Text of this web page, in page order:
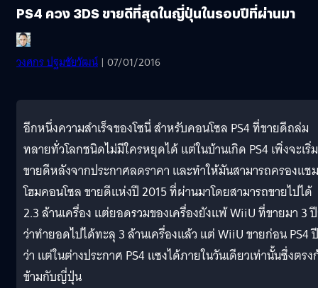
PS4 ควง 3DS ขายดีที่สุดในญี่ปุ่นในรอบปีที่ผ่านมา
วงศกร ปฐมชัยวัฒน์ | 07/01/2016
อีกหนึ่งความสำเร็จของโซนี่ สำหรับคอนโซล PS4 ที่ขายดีถล่ม
ทลายทั่วโลกชนิดไม่มีใครหยุดได้ แต่ในบ้านเกิด PS4 เพิ่งจะเริ่ม
ขายดีหลังจากประกาศลดราคา และทำให้มันสามารถครองแช
โฮมคอนโซล ขายดีแห่งปี 2015 ที่ผ่านมาโดยสามารถขายไปได้
2.3 ล้านเครื่อง แต่ยอดรวมของเครื่องยังแพ้ WiiU ที่ขายมา 3
ว่าทำยอดไปได้ทะลุ 3 ล้านเครื่องแล้ว แต่ WiiU ขายก่อน PS4
ว่า แต่ในต่างประกาศ PS4 แซงได้ภายในวันเดียวเท่านั้นซึ่งตร
ข้ามกับญี่ปุ่น